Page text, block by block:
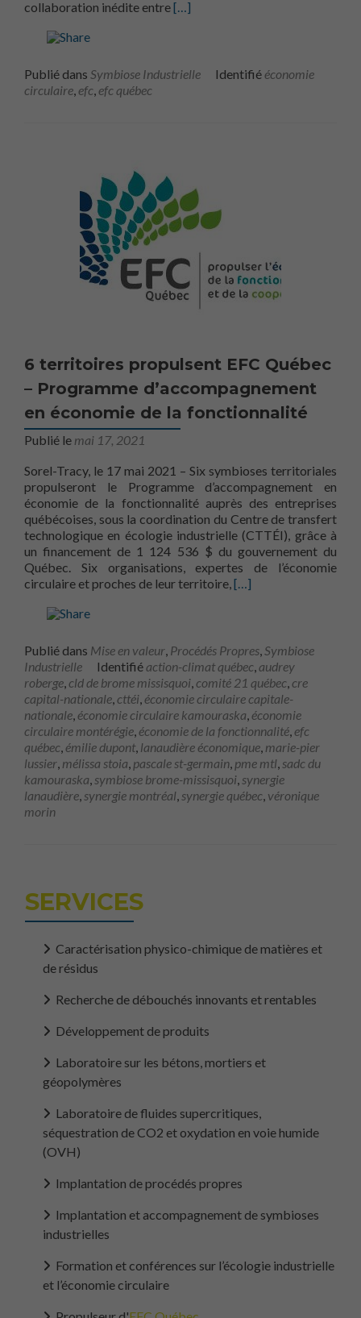
collaboration inédite entreEn savoir plus surEFC Québec
[…]
Publié dans Symbiose Industrielle Identifiééconomie
circulaire,efc,efc québec
6 territoires propulsent EFC Québec
– Programme d’accompagnement
en économie de la fonctionnalité
Publié le mai 17, 2021
Sorel-Tracy, le 17 mai 2021 – Six symbioses territoriales
propulseront le Programme d’accompagnement en
économie de la fonctionnalité auprès des entreprises
québécoises, sous la coordination du Centre de transfert
technologique en écologie industrielle (CTTÉI), grâce à
un financement de 1 124 536 $ du gouvernement du
Québec. Six organisations, expertes de l’économie
circulaire et proches de leur territoire,En savoir plus sur6
[…]
Publié dans Mise en valeur Procédés Propres Symbiose
Industrielle
Identifiéaction-climat québec audrey
roberge cld de brome missisquoi comité 21 québec cre
capital-nationale cttéi économie circulaire capitale-
nationale économie circulaire kamouraska économie
circulaire montérégie économie de la fonctionnalité efc
québec émilie dupont, lanaudière économique marie-pier
lussier mélissa stoia pascale st-germain pme mtl sadc du
kamouraska symbiose brome-missisquoi synergie
lanaudière synergie montréal synergie québec véronique
morin
SERVICES
Caractérisation physico-chimique de matières et
de résidus
Recherche de débouchés innovants et rentables
Développement de produits
Laboratoire sur les bétons, mortiers et
géopolymères
Laboratoire de fluides supercritiques,
séquestration de CO2 et oxydation en voie humide
(OVH)
Implantation de procédés propres
Implantation et accompagnement de symbioses
industrielles
Formation et conférences sur l’écologie industrielle
et l’économie circulaire
Nécessaire
Ces fichiers
témoins ne
Statistiques
améliorer la
site Web, en
utilisé.
En partageant
et votre
visitez notre